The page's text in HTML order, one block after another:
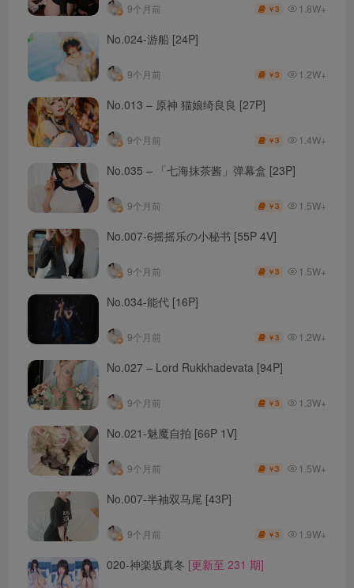
9个月前 ￥3 1.8W+
No.024-游船 [24P]
9个月前 ￥3 1.2W+
No.013 – 原神 猫娘绮良良 [27P]
9个月前 ￥3 1.4W+
No.035 – 「七海抹茶酱」弹幕盒 [23P]
9个月前 ￥3 1.5W+
No.007-6摇摇乐の小秘书 [55P 4V]
9个月前 ￥3 1.5W+
No.034-能代 [16P]
9个月前 ￥3 1.2W+
No.027 – Lord Rukkhadevata [94P]
9个月前 ￥3 1.3W+
No.021-魅魔自拍 [66P 1V]
9个月前 ￥3 1.5W+
No.007-半袖双马尾 [43P]
9个月前 ￥3 1.9W+
020-神楽坂真冬 [更新至 231 期]